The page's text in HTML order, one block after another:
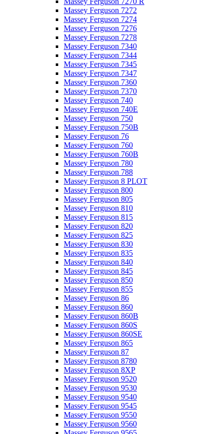
Massey Ferguson 7272
Massey Ferguson 7274
Massey Ferguson 7276
Massey Ferguson 7278
Massey Ferguson 7340
Massey Ferguson 7344
Massey Ferguson 7345
Massey Ferguson 7347
Massey Ferguson 7360
Massey Ferguson 7370
Massey Ferguson 740
Massey Ferguson 740E
Massey Ferguson 750
Massey Ferguson 750B
Massey Ferguson 76
Massey Ferguson 760
Massey Ferguson 760B
Massey Ferguson 780
Massey Ferguson 788
Massey Ferguson 8 PLOT
Massey Ferguson 800
Massey Ferguson 805
Massey Ferguson 810
Massey Ferguson 815
Massey Ferguson 820
Massey Ferguson 825
Massey Ferguson 830
Massey Ferguson 835
Massey Ferguson 840
Massey Ferguson 845
Massey Ferguson 850
Massey Ferguson 855
Massey Ferguson 86
Massey Ferguson 860
Massey Ferguson 860B
Massey Ferguson 860S
Massey Ferguson 860SE
Massey Ferguson 865
Massey Ferguson 87
Massey Ferguson 8780
Massey Ferguson 8XP
Massey Ferguson 9520
Massey Ferguson 9530
Massey Ferguson 9540
Massey Ferguson 9545
Massey Ferguson 9550
Massey Ferguson 9560